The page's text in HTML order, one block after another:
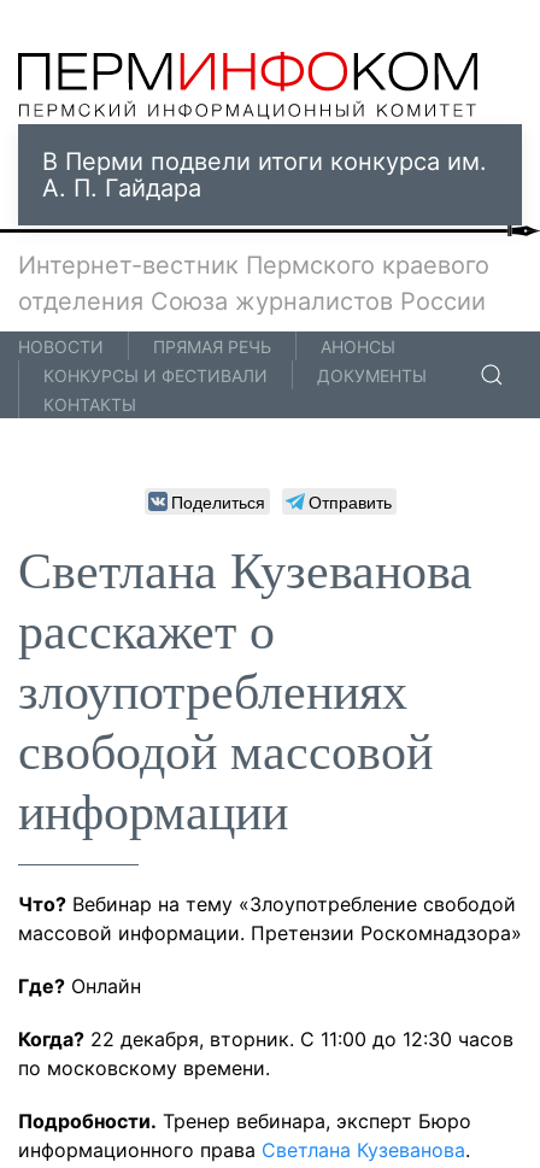
В Перми подвели итоги конкурса им.
А. П. Гайдара
Интернет-вестник Пермского краевого
отделения Союза журналистов России
НОВОСТИ ПРЯМАЯ РЕЧЬ
АНОНСЫ
КОНКУРСЫ И ФЕСТИВАЛИ
ДОКУМЕНТЫ
КОНТАКТЫ
Поделиться Отправить
Светлана Кузеванова
расскажет о
злоупотреблениях
свободой массовой
информации
Что? Вебинар на тему «Злоупотребление свободой
массовой информации. Претензии Роскомнадзора»
Где? Онлайн
Когда? 22 декабря, вторник. С 11:00 до 12:30 часов
по московскому времени.
Подробности. Тренер вебинара, эксперт Бюро
информационного права Светлана Кузеванова.